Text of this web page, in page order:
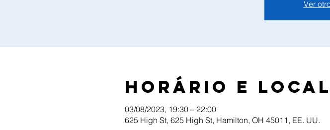
Ver
Horário e local
03/08/2023, 19:30 – 22:00
625 High St, 625 High St, Hamilton, OH 45011, EE. UU.